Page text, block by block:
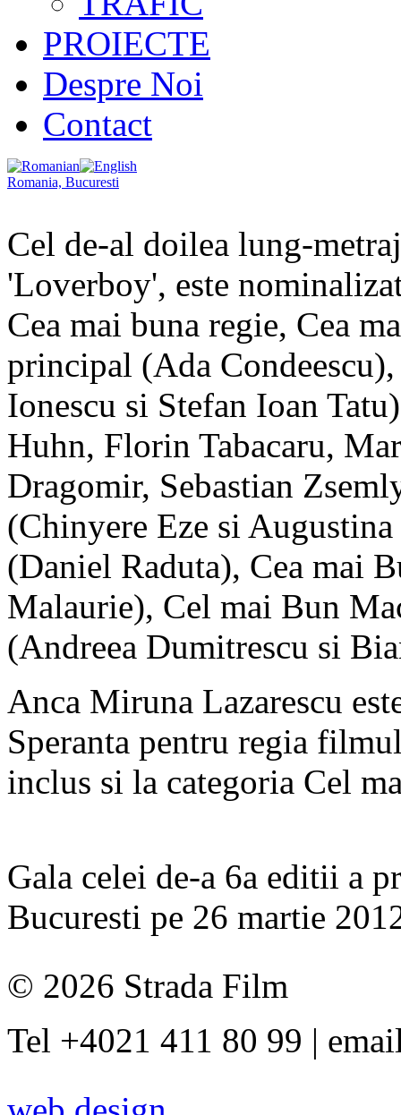
PROIECTE
Despre Noi
Contact
Romania, Bucuresti
Cel de-al doilea lung-
'Loverboy', este
Cea mai buna regie, Cea
principal (Ada
Ionescu si Stefan Ioan
Huhn, Florin Tabacaru,
Dragomir, Sebastian
(Chinyere Eze si
(Daniel Raduta), Cea mai
Malaurie), Cel mai Bun
(Andreea Dumitrescu si
Anca Miruna Lazarescu
Speranta pentru regia
inclus si la categoria Cel
Gala celei de-a 6a editii a
Bucuresti pe 26 martie
© 2026 Strada Film
Tel +4021 411 80 99 |